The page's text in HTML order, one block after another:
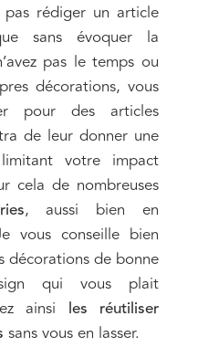
rédiger un article
sans évoquer la
pas le temps ou
décorations, vous
pour des articles
de leur donner une
votre impact
cela de nombreuses
, aussi bien en
vous conseille bien
décorations de bonne
qui vous plait
ainsi les réutiliser
sans vous en lasser.